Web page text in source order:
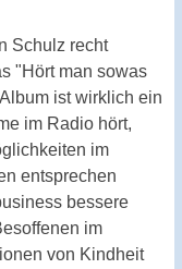
Schulz recht
"Hört man sowas
ist wirklich ein
im Radio hört,
im
entsprechen
bessere
im
von Kindheit